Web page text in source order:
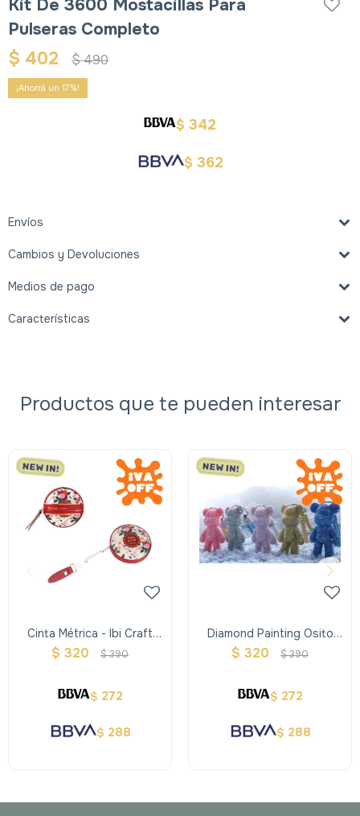
Kit De 3600 Mostacillas Para
Pulseras Completo
$ 402 $490
17
$ 342
$ 362
Envíos
Cambios y Devoluciones
Medios de pago
Características
Productos que te pueden interesar
Cinta Métrica - Ibi Craft
Helen
$ 320 $390
$ 272
$ 288
Diamond Painting Osito
Llavero
$ 320 $390
$ 272
$ 288